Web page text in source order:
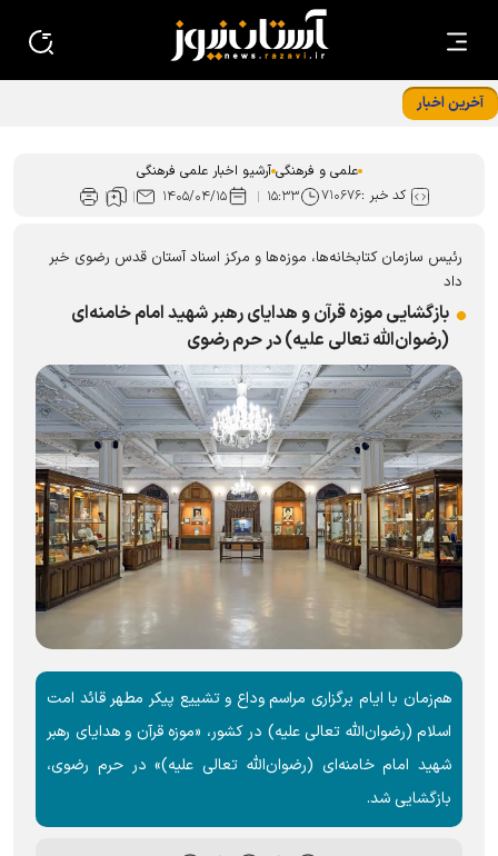
آخرین اخبار
علمی و فرهنگی آرشیو اخبار علمی فرهنگی
کد خبر :۷۱۰۶۷۶ ۱۵:۳۳ ۱۴۰۵/۰۴/۱۵
رئیس سازمان کتابخانه‌ها، موزه‌ها و مرکز اسناد آستان قدس رضوی خبر
داد
بازگشایی موزه قرآن و هدایای رهبر شهید امام خامنه‌ای
(رضوان‌الله تعالی علیه) در حرم رضوی
هم‌زمان با ایام برگزاری مراسم وداع و تشییع پیکر مطهر قائد امت
اسلام (رضوان‌الله تعالی علیه) در کشور، «موزه قرآن و هدایای رهبر
شهید امام خامنه‌ای (رضوان‌الله تعالی علیه)» در حرم رضوی،
بازگشایی شد.